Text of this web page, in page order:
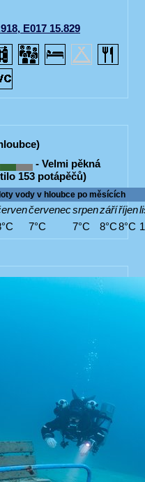
E017 15.829
- Velmi pěkná
153 potápěčů)
vody v hloubce po měsících
červenecsrpenzáříříjen
7°C 7°C 8°C8°C